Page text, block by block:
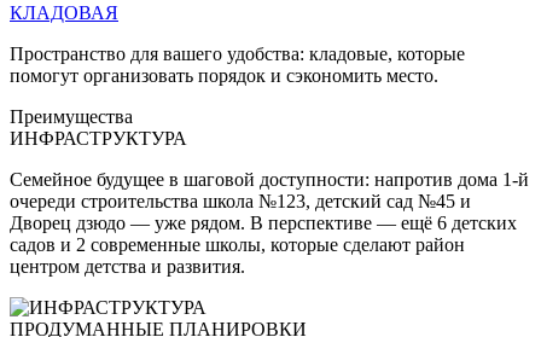
КЛАДОВАЯ
Пространство для вашего удобства: кладовые, которые
помогут организовать порядок и сэкономить место.
Преимущества
ИНФРАСТРУКТУРА
Семейное будущее в шаговой доступности: напротив дома 1-й
очереди строительства школа №123, детский сад №45 и
Дворец дзюдо — уже рядом. В перспективе — ещё 6 детских
садов и 2 современные школы, которые сделают район
центром детства и развития.
ПРОДУМАННЫЕ ПЛАНИРОВКИ